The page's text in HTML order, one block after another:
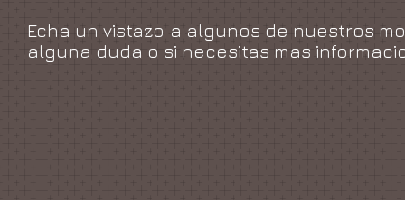
Echa un vistazo a algunos de nuestros
alguna duda o si necesitas mas